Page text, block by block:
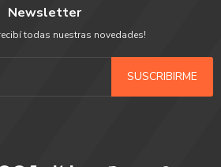
Newsletter
todas nuestras novedades!
SUSCRIBIRME